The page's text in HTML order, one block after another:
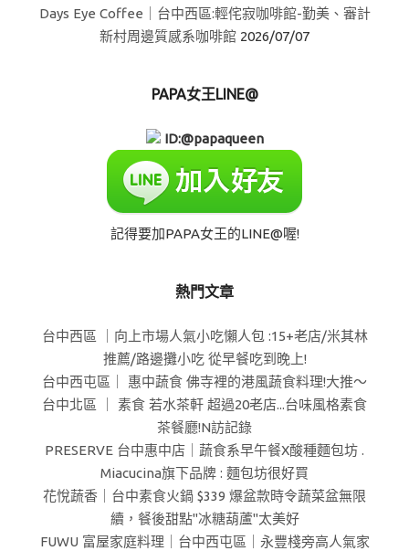
Days Eye Coffee｜台中西區:輕侘寂咖啡館-勤美、審計
新村周邊質感系咖啡館 2026/07/07
PAPA女王LINE@
ID:@papaqueen
記得要加PAPA女王的LINE@喔!
熱門文章
台中西區 ｜向上市場人氣小吃懶人包 :15+老店/米其林
推薦/路邊攤小吃 從早餐吃到晚上!
台中西屯區｜ 惠中蔬食 佛寺裡的港風蔬食料理!大推～
台中北區 ｜ 素食 若水茶軒 超過20老店...台味風格素食
茶餐廳!N訪記錄
PRESERVE 台中惠中店｜蔬食系早午餐X酸種麵包坊 .
Miacucina旗下品牌 : 麵包坊很好買
花悅蔬香｜台中素食火鍋 $339 爆盆款時令蔬菜盆無限
續，餐後甜點"冰糖葫蘆"太美好
FUWU 富屋家庭料理｜台中西屯區｜永豐棧旁高人氣家